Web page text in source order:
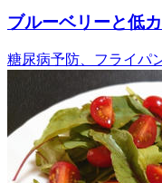
ブルーベリーと低
糖尿病予防、フライパ